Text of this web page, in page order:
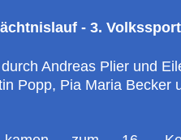
- 3.
Andreas Plier und
Popp, Pia Maria Becker